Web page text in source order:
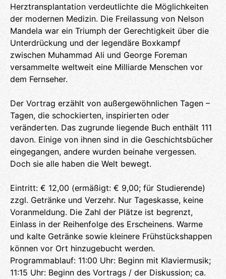
Herztransplantation verdeutlichte die Möglichkeiten
der modernen Medizin. Die Freilassung von Nelson
Mandela war ein Triumph der Gerechtigkeit über die
Unterdrückung und der legendäre Boxkampf
zwischen Muhammad Ali und George Foreman
versammelte weltweit eine Milliarde Menschen vor
dem Fernseher.
Der Vortrag erzählt von außergewöhnlichen Tagen –
Tagen, die schockierten, inspirierten oder
veränderten. Das zugrunde liegende Buch enthält 111
davon. Einige von ihnen sind in die Geschichtsbücher
eingegangen, andere wurden beinahe vergessen.
Doch sie alle haben die Welt bewegt.
Eintritt: € 12,00 (ermäßigt: € 9,00; für Studierende)
zzgl. Getränke und Verzehr. Nur Tageskasse, keine
Voranmeldung. Die Zahl der Plätze ist begrenzt,
Einlass in der Reihenfolge des Erscheinens. Warme
und kalte Getränke sowie kleinere Frühstückshappen
können vor Ort hinzugebucht werden.
Programmablauf: 11:00 Uhr: Beginn mit Klaviermusik;
11:15 Uhr: Beginn des Vortrags / der Diskussion; ca.